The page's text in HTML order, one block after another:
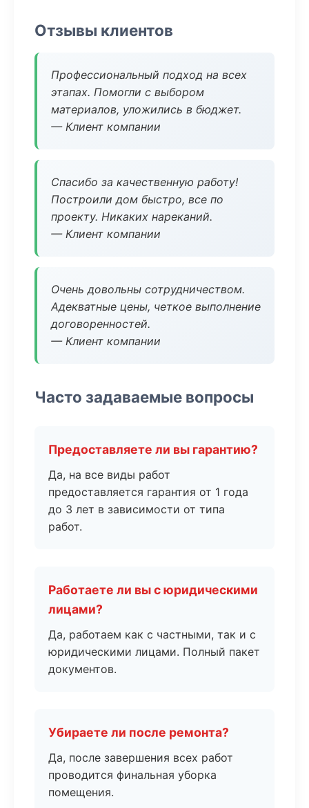
Отзывы клиентов
Профессиональный подход на всех
этапах. Помогли с выбором
материалов, уложились в бюджет.
— Клиент компании
Спасибо за качественную работу!
Построили дом быстро, все по
проекту. Никаких нареканий.
— Клиент компании
Очень довольны сотрудничеством.
Адекватные цены, четкое выполнение
договоренностей.
— Клиент компании
Часто задаваемые вопросы
Предоставляете ли вы гарантию?
Да, на все виды работ
предоставляется гарантия от 1 года
до 3 лет в зависимости от типа
работ.
Работаете ли вы с юридическими
лицами?
Да, работаем как с частными, так и с
юридическими лицами. Полный пакет
документов.
Убираете ли после ремонта?
Да, после завершения всех работ
проводится финальная уборка
помещения.